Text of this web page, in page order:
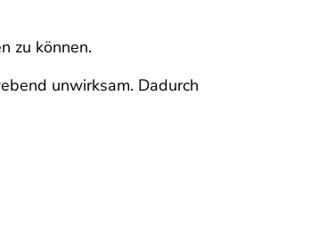
zu können.
unwirksam. Dadurch